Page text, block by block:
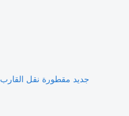
جديد مقطورة نقل القارب Brenderup 181000B SR PREMIUM